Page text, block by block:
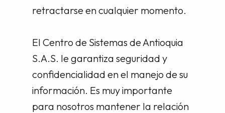
retractarse en cualquier momento.
El Centro de Sistemas de Antioquia
S.A.S. le garantiza seguridad y
confidencialidad en el manejo de su
información. Es muy importante
para nosotros mantener la relación